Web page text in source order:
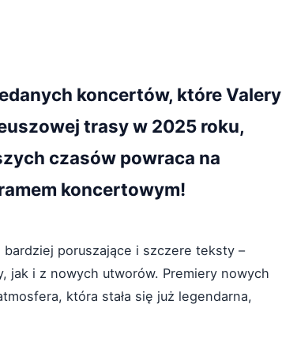
koncertów, które Valery
trasy w 2025 roku,
czasów powraca na
koncertowym!
poruszające i szczere teksty –
jak i z nowych utworów. Premiery nowych
która stała się już legendarna,